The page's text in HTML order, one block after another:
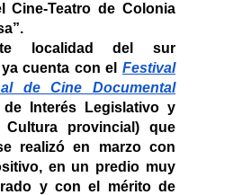
Cine-Teatro de Colonia
localidad del sur
cuenta con el Festival
de Cine Documental
de Interés Legislativo y
Cultura provincial) que
realizó en marzo con
en un predio muy
y con el mérito de